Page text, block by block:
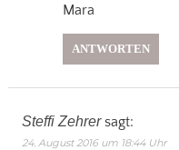
Mara
ANTWORTEN
Steffi Zehrer sagt:
24. August 2016 um 18:44 Uhr